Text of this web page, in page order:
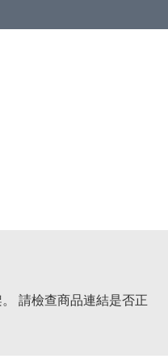
請檢查商品連結是否正